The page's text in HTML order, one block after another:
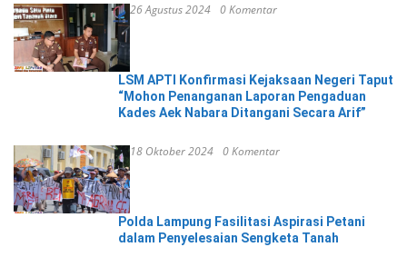
26 Agustus 2024 0 Komentar
LSM APTI Konfirmasi Kejaksaan Negeri Taput
“Mohon Penanganan Laporan Pengaduan
Kades Aek Nabara Ditangani Secara Arif”
18 Oktober 2024 0 Komentar
Polda Lampung Fasilitasi Aspirasi Petani
dalam Penyelesaian Sengketa Tanah